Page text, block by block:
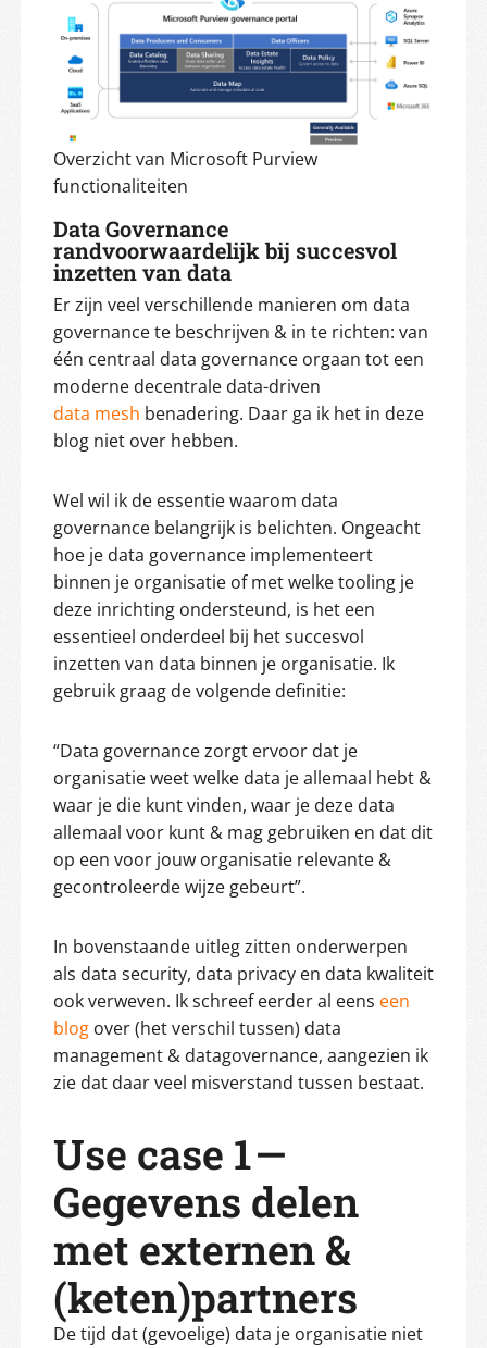
Overzicht van Microsoft Purview
functionaliteiten
Data Governance
randvoorwaardelijk bij succesvol
inzetten van data
Er zijn veel verschillende manieren om data
governance te beschrijven & in te richten: van
één centraal data governance orgaan tot een
moderne decentrale data-driven
data mesh benadering. Daar ga ik het in deze
blog niet over hebben.
Wel wil ik de essentie waarom data
governance belangrijk is belichten. Ongeacht
hoe je data governance implementeert
binnen je organisatie of met welke tooling je
deze inrichting ondersteund, is het een
essentieel onderdeel bij het succesvol
inzetten van data binnen je organisatie. Ik
gebruik graag de volgende definitie:
“Data governance zorgt ervoor dat je
organisatie weet welke data je allemaal hebt &
waar je die kunt vinden, waar je deze data
allemaal voor kunt & mag gebruiken en dat dit
op een voor jouw organisatie relevante &
gecontroleerde wijze gebeurt”.
In bovenstaande uitleg zitten onderwerpen
als data security, data privacy en data kwaliteit
ook verweven. Ik schreef eerder al eens een
blog over (het verschil tussen) data
management & datagovernance, aangezien ik
zie dat daar veel misverstand tussen bestaat.
Use case 1 —
Gegevens delen
met externen &
(keten)partners
De tijd dat (gevoelige) data je organisatie niet